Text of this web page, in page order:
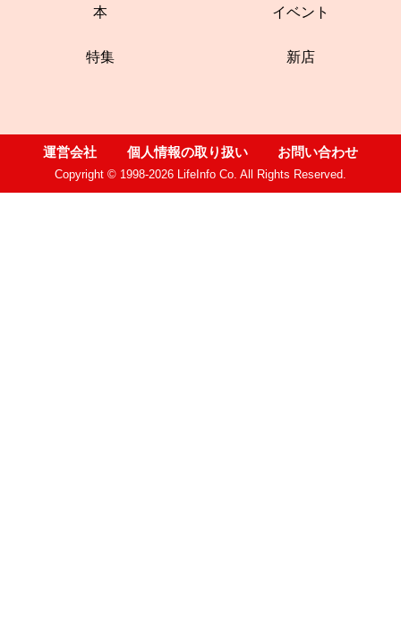
本 イベント
特集 新店
運営会社 個人情報の取り扱い お問い合わせ
Copyright © 1998-2026 LifeInfo Co. All Rights Reserved.